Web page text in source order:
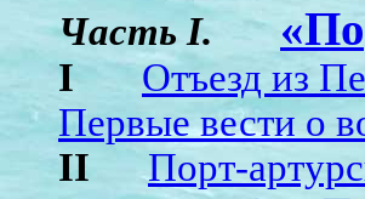
Часть I.
I
Отъезд из
Первые вести о
II
Порт-